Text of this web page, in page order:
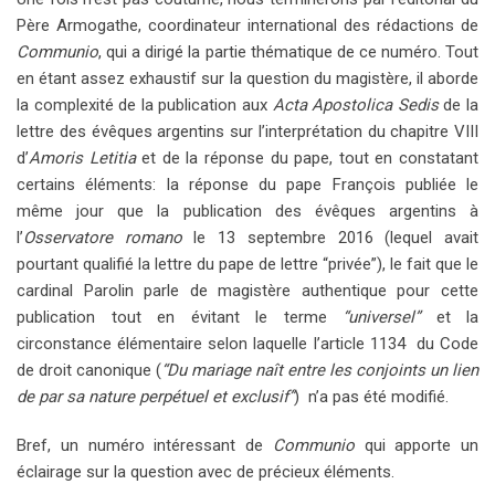
Père Armogathe, coordinateur international des rédactions de
Communio, qui a dirigé la partie thématique de ce numéro. Tout
en étant assez exhaustif sur la question du magistère, il aborde
la complexité de la publication aux Acta Apostolica Sedisde la
lettre des évêques argentins sur l’interprétation du chapitre VIII
d’Amoris Letitiaet de la réponse du pape, tout en constatant
certains éléments: la réponse du pape François publiée le
même jour que la publication des évêques argentins à
l’Osservatore romanole 13 septembre 2016 (lequel avait
pourtant qualifié la lettre du pape de lettre “privée”), le fait que le
cardinal Parolin parle de magistère authentique pour cette
publication tout en évitant le terme
“universel”et la
circonstance élémentaire selon laquelle l’article 1134 du Code
de droit canonique (“Du mariage naît entre les conjoints un lien
de par sa nature perpétuel et exclusif”) n’a pas été modifié.
Bref, un numéro intéressant de Communioqui apporte un
éclairage sur la question avec de précieux éléments.